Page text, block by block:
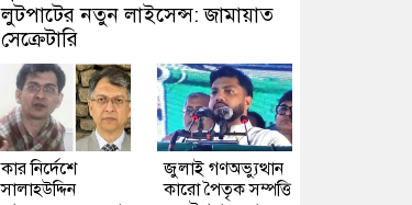
লুটপাটের নতুন লাইসেন্স: জামায়াত
সেক্রেটারি
কার নির্দেশে
সালাহউদ্দিন
জুলাই গণঅভ্যুত্থান
কারো পৈতৃক সম্পত্তি